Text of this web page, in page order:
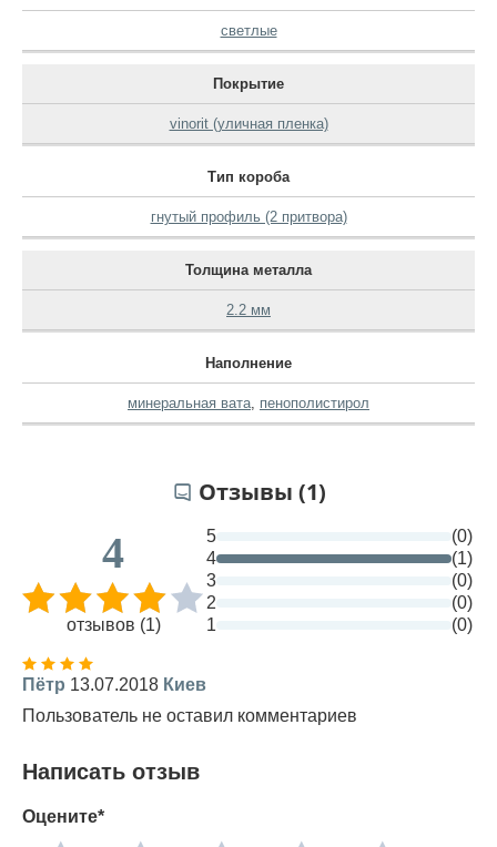
светлые
Покрытие
vinorit (уличная пленка)
Тип короба
гнутый профиль (2 притвора)
Толщина металла
2.2 мм
Наполнение
минеральная вата, пенополистирол
Отзывы (1)
4
отзывов (1)
5
(0)
4
(1)
3
(0)
2
(0)
1
(0)
Пётр 13.07.2018 Киев
Пользователь не оставил комментариев
Написать отзыв
Оцените*